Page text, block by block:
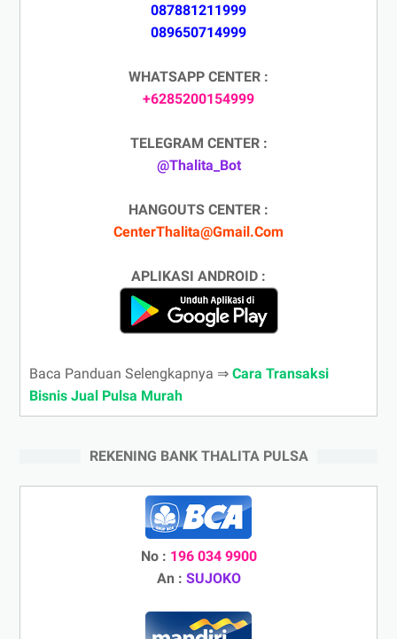
087881211999
089650714999
WHATSAPP CENTER :
+6285200154999
TELEGRAM CENTER :
@Thalita_Bot
HANGOUTS CENTER :
CenterThalita@Gmail.Com
APLIKASI ANDROID :
Baca Panduan Selengkapnya ⇒ Cara Transaksi
Bisnis Jual Pulsa Murah
REKENING BANK THALITA PULSA
No : 196 034 9900
An : SUJOKO